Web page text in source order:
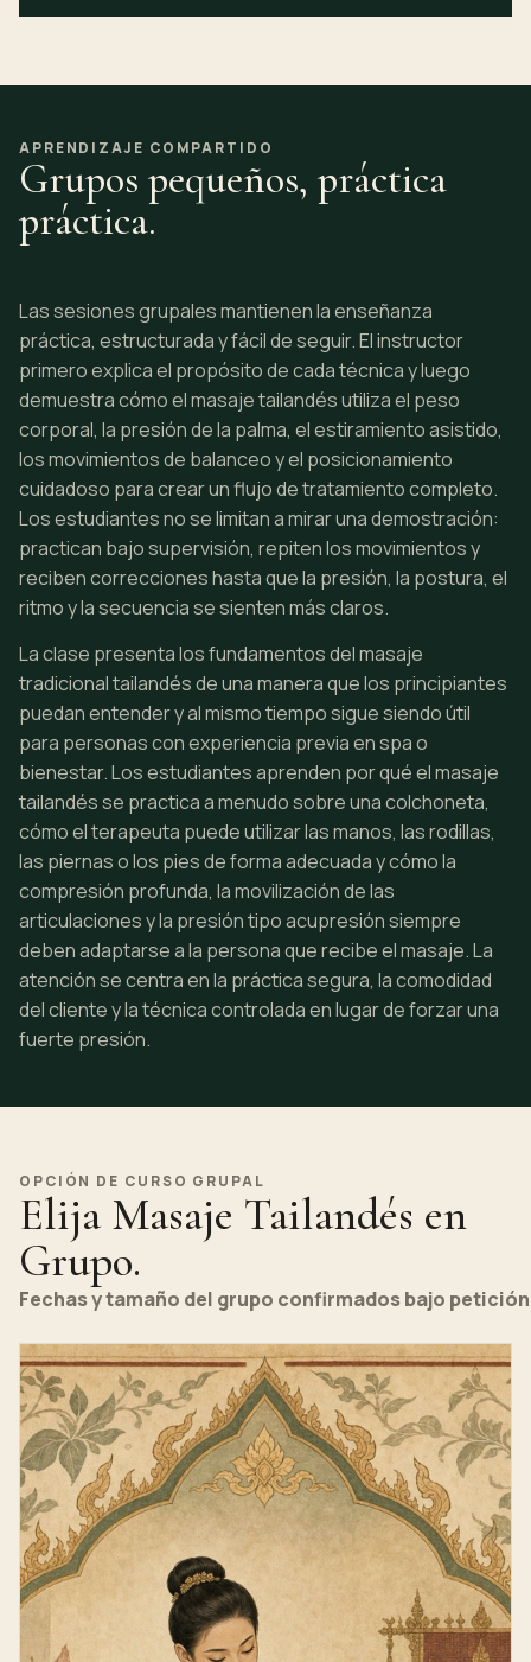
APRENDIZAJE COMPARTIDO
Grupos pequeños, práctica
práctica.
Las sesiones grupales mantienen la enseñanza
práctica, estructurada y fácil de seguir. El instructor
primero explica el propósito de cada técnica y luego
demuestra cómo el masaje tailandés utiliza el peso
corporal, la presión de la palma, el estiramiento asistido,
los movimientos de balanceo y el posicionamiento
cuidadoso para crear un flujo de tratamiento completo.
Los estudiantes no se limitan a mirar una demostración:
practican bajo supervisión, repiten los movimientos y
reciben correcciones hasta que la presión, la postura, el
ritmo y la secuencia se sienten más claros.
La clase presenta los fundamentos del masaje
tradicional tailandés de una manera que los principiantes
puedan entender y al mismo tiempo sigue siendo útil
para personas con experiencia previa en spa o
bienestar. Los estudiantes aprenden por qué el masaje
tailandés se practica a menudo sobre una colchoneta,
cómo el terapeuta puede utilizar las manos, las rodillas,
las piernas o los pies de forma adecuada y cómo la
compresión profunda, la movilización de las
articulaciones y la presión tipo acupresión siempre
deben adaptarse a la persona que recibe el masaje. La
atención se centra en la práctica segura, la comodidad
del cliente y la técnica controlada en lugar de forzar una
fuerte presión.
OPCIÓN DE CURSO GRUPAL
Elija Masaje Tailandés en
Grupo.
Fechas y tamaño del grupo confirmados bajo